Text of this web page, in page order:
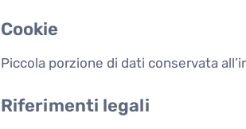
Cookie
Piccola porzione di dati conservata
Riferimenti legali